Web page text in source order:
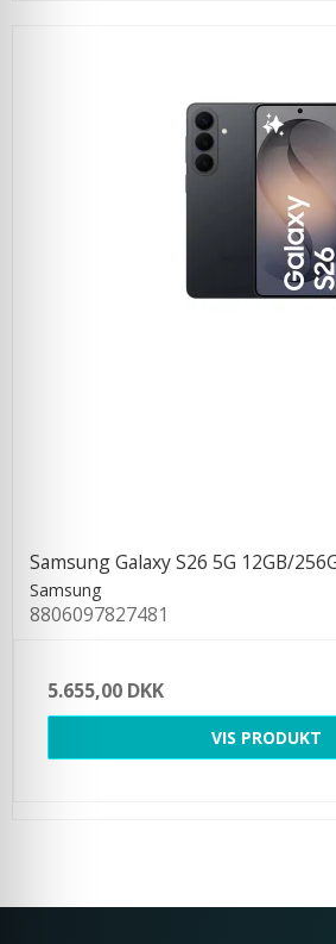
Samsung Galaxy S26 5G 12GB/
Samsung
8806097827481
5.655,00 DKK
VIS PRODUKT